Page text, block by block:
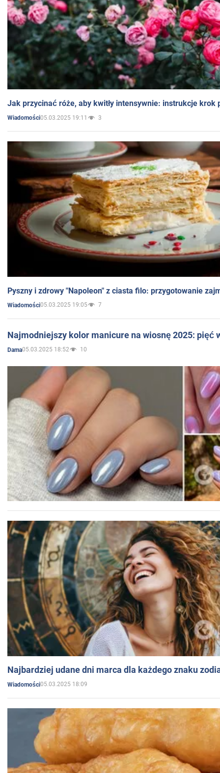
Jak przycinać róże, aby kwitły intensywnie: instrukcje krok
Wiadomości05.03.2025 19:11 3
Pyszny i zdrowy "Napoleon" z ciasta filo: przygotowanie
Wiadomości05.03.2025 19:05 7
Najmodniejszy kolor manicure na wiosnę 2025: pięć
Dama05.03.2025 18:52 10
Najbardziej udane dni marca dla każdego znaku
Wiadomości05.03.2025 18:09